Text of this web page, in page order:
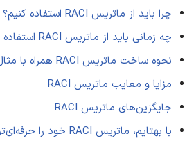
چرا باید از ماتریس RACI استفاده کنیم؟
چه زمانی باید از ماتریس RACI استفاده کنیم؟
نحوه ساخت ماتریس RACI همراه با مثال
مزایا و معایب ماتریس RACI
جایگزین‌های ماتریس RACI
با بهتایم، ماتریس RACI خود را حرفه‌ای‌تر و کارآمدتر کنید.